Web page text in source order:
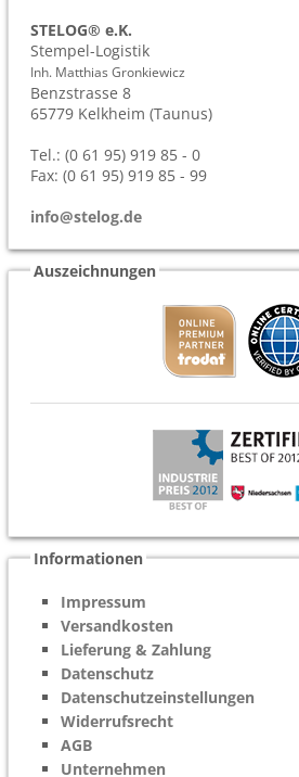
STELOG® e.K.
Stempel-Logistik
Inh. Matthias Gronkiewicz
Benzstrasse 8
65779 Kelkheim (Taunus)
Tel.: (0 61 95) 919 85 - 0
Fax: (0 61 95) 919 85 - 99
info@stelog.de
Auszeichnungen
Informationen
Impressum
Versandkosten
Lieferung & Zahlung
Datenschutz
Datenschutzeinstellungen
Widerrufsrecht
AGB
Unternehmen